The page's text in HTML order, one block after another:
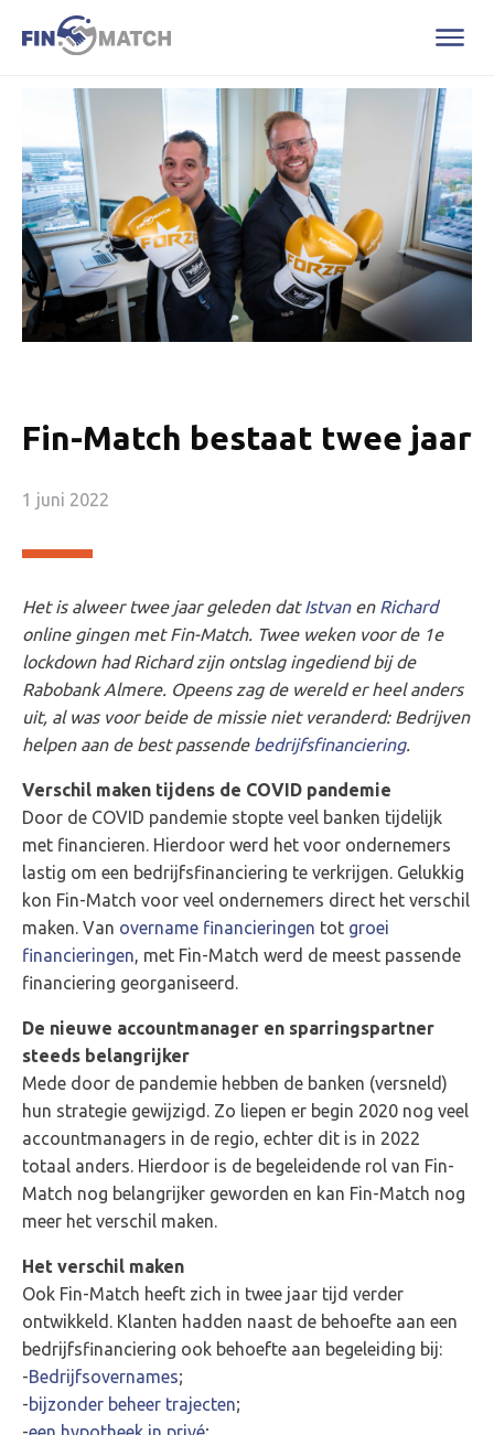
Fin-Match bestaat twee jaar
1 juni 2022
Het is alweer twee jaar geleden dat Istvanen Richard
online gingen met Fin-Match. Twee weken voor de 1e
lockdown had Richard zijn ontslag ingediend bij de
Rabobank Almere. Opeens zag de wereld er heel anders
uit, al was voor beide de missie niet veranderd: Bedrijven
helpen aan de best passende bedrijfsfinanciering.
Verschil maken tijdens de COVID pandemie
Door de COVID pandemie stopte veel banken tijdelijk
met financieren. Hierdoor werd het voor ondernemers
lastig om een bedrijfsfinanciering te verkrijgen. Gelukkig
kon Fin-Match voor veel ondernemers direct het verschil
maken. Van overname financieringen tot groei
financieringen , met Fin-Match werd de meest passende
financiering georganiseerd.
De nieuwe accountmanager en sparringspartner
steeds belangrijker
Mede door de pandemie hebben de banken (versneld)
hun strategie gewijzigd. Zo liepen er begin 2020 nog veel
accountmanagers in de regio, echter dit is in 2022
totaal anders. Hierdoor is de begeleidende rol van Fin-
Match nog belangrijker geworden en kan Fin-Match nog
meer het verschil maken.
Het verschil maken
Ook Fin-Match heeft zich in twee jaar tijd verder
ontwikkeld. Klanten hadden naast de behoefte aan een
bedrijfsfinanciering ook behoefte aan begeleiding bij:
-Bedrijfsovernames;
-bijzonder beheer trajecten;